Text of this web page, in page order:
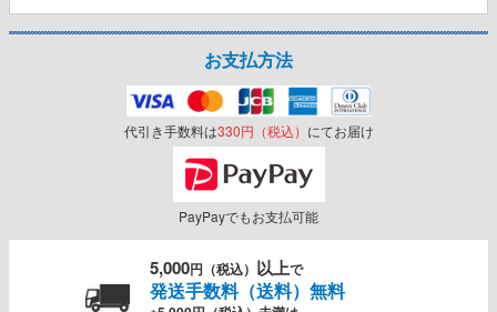
お支払方法
代引き手数料は330円（税込） にてお届け
PayPayでもお支払可能
5,000円（税込） 以上で
発送手数料（送料）無料